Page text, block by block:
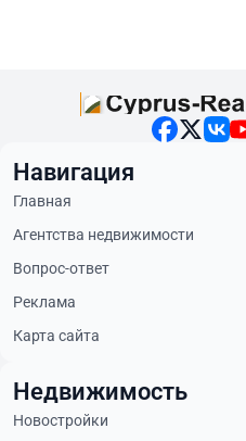
Навигация
Главная
Агентства недвижимости
Вопрос-ответ
Реклама
Карта сайта
Недвижимость
Новостройки